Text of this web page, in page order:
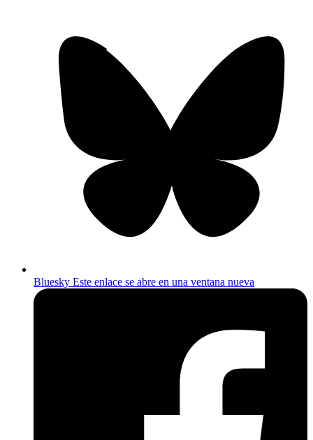
Bluesky Este enlace se abre en una ventana nueva